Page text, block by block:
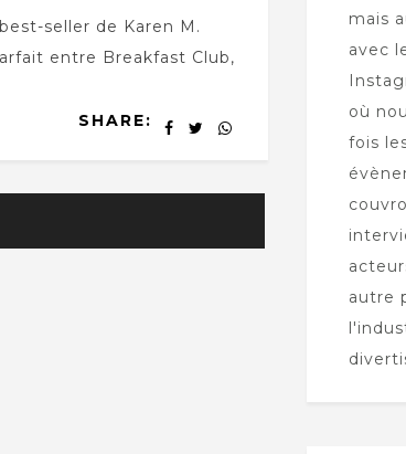
seller de Karen M.
entre Breakfast Club,
SHARE:
mais
avec
où
fois
autre